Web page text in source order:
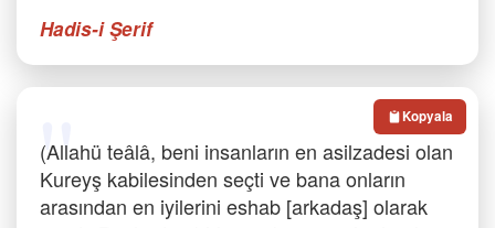
Hadis-i Şerif
(Allahü teâlâ, beni insanların en asilzadesi olan
Kureyş kabilesinden seçti ve bana onların
arasından en iyilerini eshab [arkadaş] olarak
Kopyala